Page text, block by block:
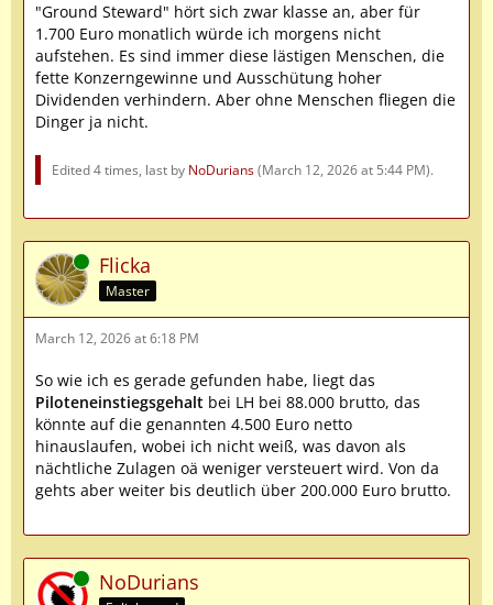
"Ground Steward" hört sich zwar klasse an, aber für
1.700 Euro monatlich würde ich morgens nicht
aufstehen. Es sind immer diese lästigen Menschen, die
fette Konzerngewinne und Ausschütung hoher
Dividenden verhindern. Aber ohne Menschen fliegen die
Dinger ja nicht.
Edited 4 times, last by NoDurians(March 12, 2026 at 5:44 PM).
Online Flicka
Master
March 12, 2026 at 6:18 PM
So wie ich es gerade gefunden habe, liegt das
Piloteneinstiegsgehalt bei LH bei 88.000 brutto, das
könnte auf die genannten 4.500 Euro netto
hinauslaufen, wobei ich nicht weiß, was davon als
nächtliche Zulagen oä weniger versteuert wird. Von da
gehts aber weiter bis deutlich über 200.000 Euro brutto.
Online NoDurians